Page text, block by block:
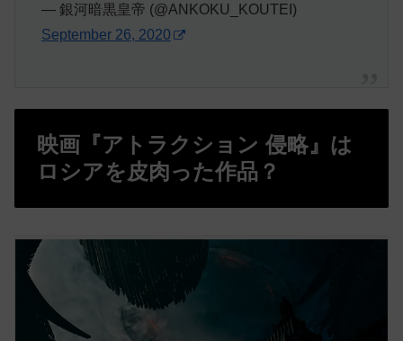
— 銀河暗黒皇帝 (@ANKOKU_KOUTEI)
September 26, 2020
映画『アトラクション 侵略』は
ロシアを皮肉った作品？